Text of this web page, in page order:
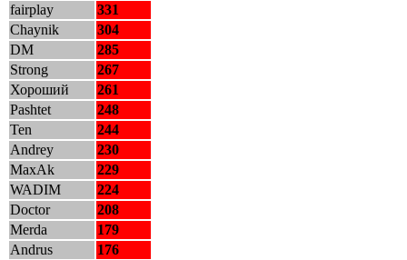
fairplay
331
Chaynik
304
DM
285
Strong
267
Хороший
261
Pashtet
248
Ten
244
Andrey
230
MaxAk
229
WADIM
224
Doctor
208
Merda
179
Andrus
176